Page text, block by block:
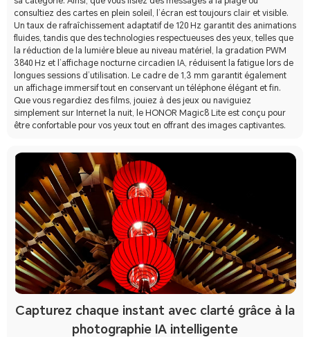
consultiez des cartes en plein soleil, l’écran est toujours clair et visible.
Un taux de rafraîchissement adaptatif de 120 Hz garantit des animations
fluides, tandis que des technologies respectueuses des yeux, telles que
la réduction de la lumière bleue au niveau matériel, la gradation PWM
3840 Hz et l’affichage nocturne circadien IA, réduisent la fatigue lors de
longues sessions d’utilisation. Le cadre de 1,3 mm garantit également
un affichage immersif tout en conservant un téléphone élégant et fin.
Que vous regardiez des films, jouiez à des jeux ou naviguiez
simplement sur Internet la nuit, le HONOR Magic8 Lite est conçu pour
être confortable pour vos yeux tout en offrant des images captivantes.
Capturez chaque instant avec clarté grâce à la
photographie IA intelligente